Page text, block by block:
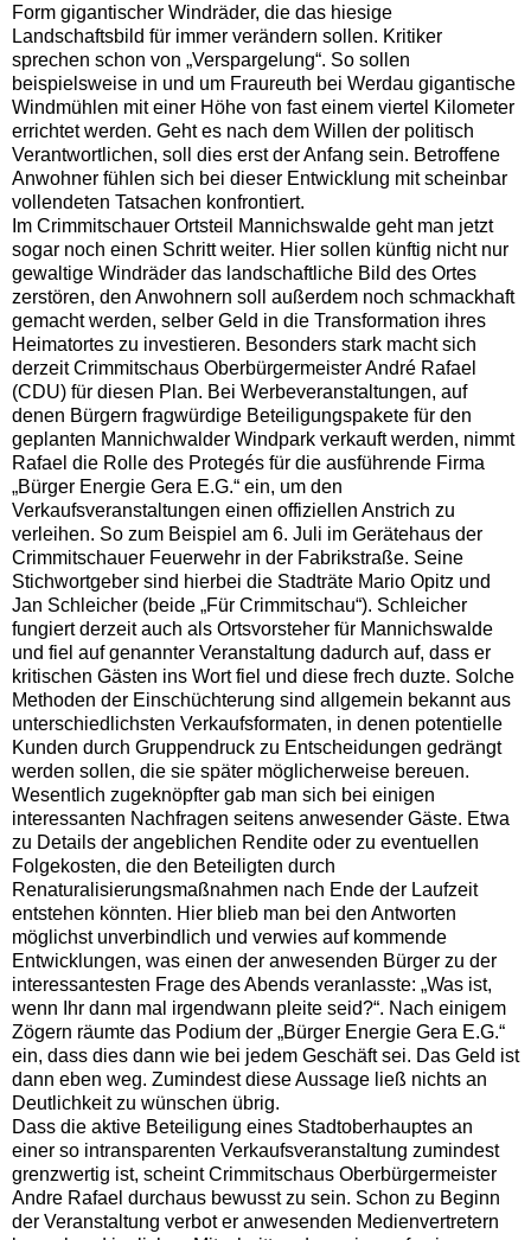
Form gigantischer Windräder, die das hiesige
Landschaftsbild für immer verändern sollen. Kritiker
sprechen schon von „Verspargelung“. So sollen
beispielsweise in und um Fraureuth bei Werdau gigantische
Windmühlen mit einer Höhe von fast einem viertel Kilometer
errichtet werden. Geht es nach dem Willen der politisch
Verantwortlichen, soll dies erst der Anfang sein. Betroffene
Anwohner fühlen sich bei dieser Entwicklung mit scheinbar
vollendeten Tatsachen konfrontiert.
Im Crimmitschauer Ortsteil Mannichswalde geht man jetzt
sogar noch einen Schritt weiter. Hier sollen künftig nicht nur
gewaltige Windräder das landschaftliche Bild des Ortes
zerstören, den Anwohnern soll außerdem noch schmackhaft
gemacht werden, selber Geld in die Transformation ihres
Heimatortes zu investieren. Besonders stark macht sich
derzeit Crimmitschaus Oberbürgermeister André Rafael
(CDU) für diesen Plan. Bei Werbeveranstaltungen, auf
denen Bürgern fragwürdige Beteiligungspakete für den
geplanten Mannichwalder Windpark verkauft werden, nimmt
Rafael die Rolle des Protegés für die ausführende Firma
„Bürger Energie Gera E.G.“ ein, um den
Verkaufsveranstaltungen einen offiziellen Anstrich zu
verleihen. So zum Beispiel am 6. Juli im Gerätehaus der
Crimmitschauer Feuerwehr in der Fabrikstraße. Seine
Stichwortgeber sind hierbei die Stadträte Mario Opitz und
Jan Schleicher (beide „Für Crimmitschau“). Schleicher
fungiert derzeit auch als Ortsvorsteher für Mannichswalde
und fiel auf genannter Veranstaltung dadurch auf, dass er
kritischen Gästen ins Wort fiel und diese frech duzte. Solche
Methoden der Einschüchterung sind allgemein bekannt aus
unterschiedlichsten Verkaufsformaten, in denen potentielle
Kunden durch Gruppendruck zu Entscheidungen gedrängt
werden sollen, die sie später möglicherweise bereuen.
Wesentlich zugeknöpfter gab man sich bei einigen
interessanten Nachfragen seitens anwesender Gäste. Etwa
zu Details der angeblichen Rendite oder zu eventuellen
Folgekosten, die den Beteiligten durch
Renaturalisierungsmaßnahmen nach Ende der Laufzeit
entstehen könnten. Hier blieb man bei den Antworten
möglichst unverbindlich und verwies auf kommende
Entwicklungen, was einen der anwesenden Bürger zu der
interessantesten Frage des Abends veranlasste: „Was ist,
wenn Ihr dann mal irgendwann pleite seid?“. Nach einigem
Zögern räumte das Podium der „Bürger Energie Gera E.G.“
ein, dass dies dann wie bei jedem Geschäft sei. Das Geld ist
dann eben weg. Zumindest diese Aussage ließ nichts an
Deutlichkeit zu wünschen übrig.
Dass die aktive Beteiligung eines Stadtoberhauptes an
einer so intransparenten Verkaufsveranstaltung zumindest
grenzwertig ist, scheint Crimmitschaus Oberbürgermeister
Andre Rafael durchaus bewusst zu sein. Schon zu Beginn
der Veranstaltung verbot er anwesenden Medienvertretern